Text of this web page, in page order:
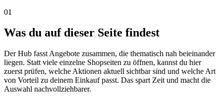
01
Was du auf dieser Seite findest
Der Hub fasst Angebote zusammen, die thematisch nah beieinander
liegen. Statt viele einzelne Shopseiten zu öffnen, kannst du hier
zuerst prüfen, welche Aktionen aktuell sichtbar sind und welche Art
von Vorteil zu deinem Einkauf passt. Das spart Zeit und macht die
Auswahl nachvollziehbarer.